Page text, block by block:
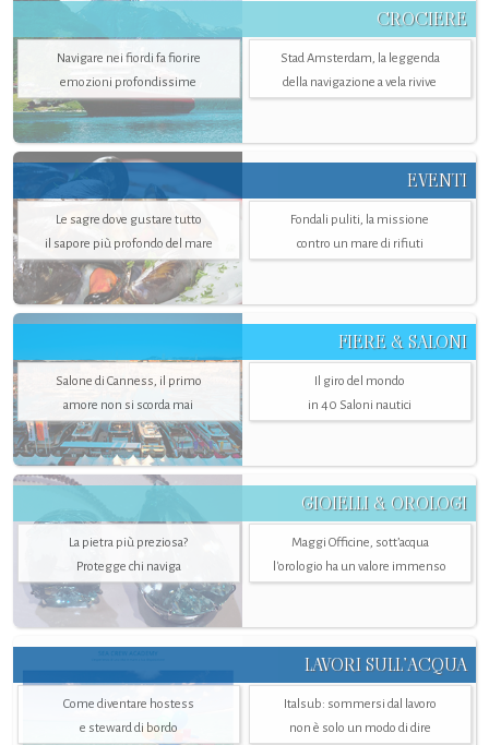
CROCIERE
Navigare nei fiordi fa fiorire
emozioni profondissime
Stad Amsterdam, la leggenda
della navigazione a vela rivive
EVENTI
Le sagre dove gustare tutto
il sapore più profondo del mare
Fondali puliti, la missione
contro un mare di rifiuti
FIERE & SALONI
Salone di Canness, il primo
amore non si scorda mai
Il giro del mondo
in 40 Saloni nautici
GIOIELLI & OROLOGI
La pietra più preziosa?
Protegge chi naviga
Maggi Officine, sott’acqua
l'orologio ha un valore immenso
LAVORI SULL’ACQUA
Come diventare hostess
e steward di bordo
Italsub: sommersi dal lavoro
non è solo un modo di dire